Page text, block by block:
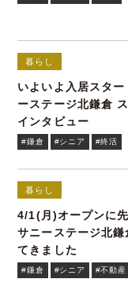
暮らし
いよいよ入居スタ
ーステージ北鎌倉
インタビュー
#鎌倉 #シニア #終活
暮らし
4/1(月)オープンに先
サニーステージ北鎌
てきました
#鎌倉 #シニア #不動産